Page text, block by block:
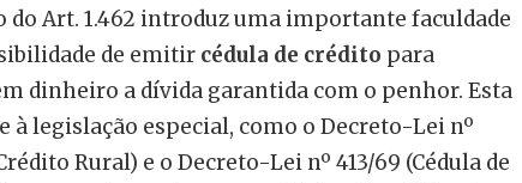
do Art. 1.462 introduz uma importante faculdade
de emitir cédula de crédito para
dinheiro a dívida garantida com o penhor. Esta
à legislação especial, como o Decreto-Lei nº
Rural) e o Decreto-Lei nº 413/69 (Cédula de